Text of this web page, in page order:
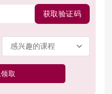
获取验证码
取